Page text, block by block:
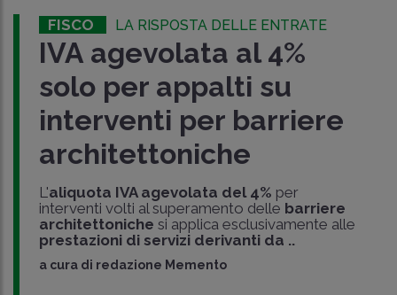
FISCO LA RISPOSTA DELLE ENTRATE
IVA agevolata al 4%
solo per appalti su
interventi per barriere
architettoniche
L'aliquota IVA agevolata del 4% per
interventi volti al superamento delle barriere
architettoniche si applica esclusivamente alle
prestazioni di servizi derivanti da ..
a cura di redazione Memento